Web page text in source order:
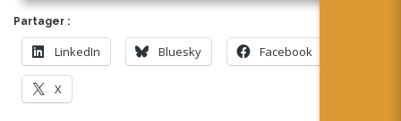
Partager :
LinkedIn Bluesky Facebook
X